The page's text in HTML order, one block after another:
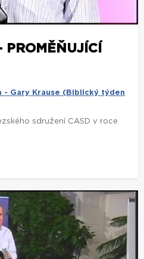
PROMĚŇUJÍCÍ
- Gary Krause (Biblický týden
sdružení CASD v roce